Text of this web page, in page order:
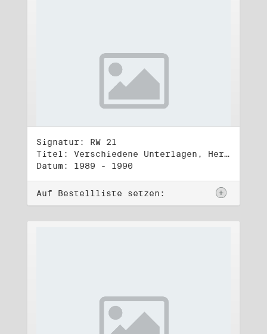
Signatur: RW 21
Titel: Verschiedene Unterlagen, Herbst 1989 bis Herbst 1990
Datum: 1989 - 1990
Auf Bestellliste setzen: